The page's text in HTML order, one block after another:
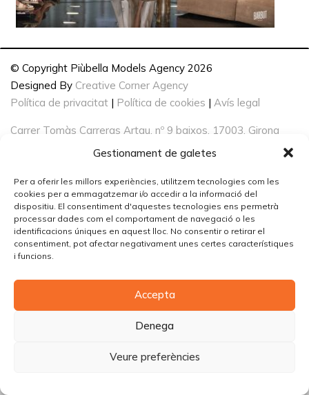
Gestionament de galetes
Per a oferir les millors experiències, utilitzem tecnologies com les
cookies per a emmagatzemar i/o accedir a la informació del
dispositiu. El consentiment d'aquestes tecnologies ens permetrà
processar dades com el comportament de navegació o les
identificacions úniques en aquest lloc. No consentir o retirar el
consentiment, pot afectar negativament unes certes característiques
i funcions.
Accepta
Denega
Veure preferències
© Copyright Piùbella Models Agency 2026
Designed By Creative Corner Agency
Política de privacitat | Política de cookies | Avís legal
Carrer Tomàs Carreras Artau, nº 9 baixos, 17003, Girona